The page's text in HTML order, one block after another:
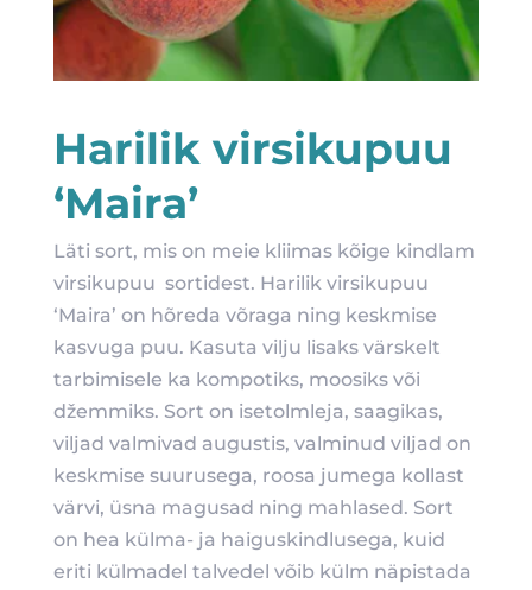
Harilik virsikupuu
‘Maira’
Läti sort, mis on meie kliimas kõige kindlam
virsikupuu sortidest. Harilik virsikupuu
‘Maira’ on hõreda võraga ning keskmise
kasvuga puu. Kasuta vilju lisaks värskelt
tarbimisele ka kompotiks, moosiks või
džemmiks. Sort on isetolmleja, saagikas,
viljad valmivad augustis, valminud viljad on
keskmise suurusega, roosa jumega kollast
värvi, üsna magusad ning mahlased. Sort
on hea külma- ja haiguskindlusega, kuid
eriti külmadel talvedel võib külm näpistada